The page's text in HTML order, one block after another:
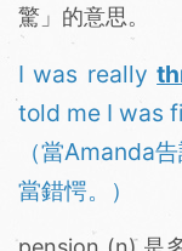
驚」的意思。
I was really
told me I was
（當Amanda
當錯愕。）